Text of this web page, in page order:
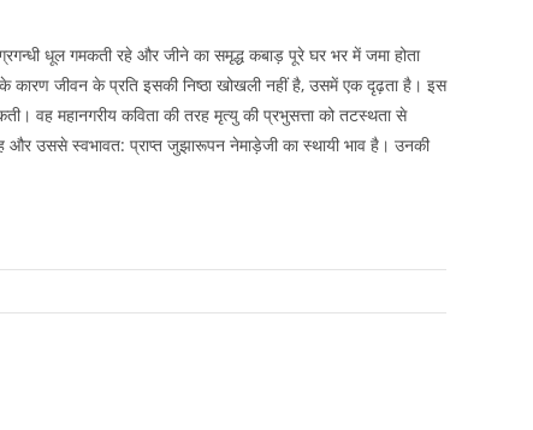
धूल गमकती रहे और जीने का समृद्ध कबाड़ पूरे घर भर में जमा होता
कारण जीवन के प्रति इसकी निष्ठा खोखली नहीं है, उसमें एक दृढ़ता है। इस
वह महानगरीय कविता की तरह मृत्यु की प्रभुसत्ता को तटस्थता से
और उससे स्वभावत: प्राप्त जुझारूपन नेमाड़ेजी का स्थायी भाव है। उनकी